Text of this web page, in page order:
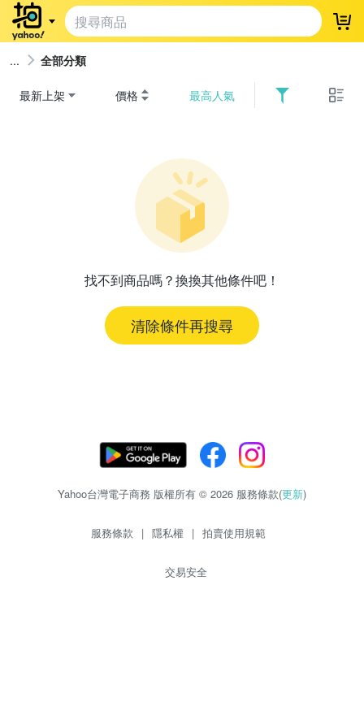
登
全部分類
最新上架 價格 最高人氣
找不到商品嗎？換換其他條件吧！
清除條件再搜尋
Yahoo台灣電子商務 版權所有 © 2026 服務條款(更新)
服務條款 | 隱私權 | 拍賣使用規範
交易安全